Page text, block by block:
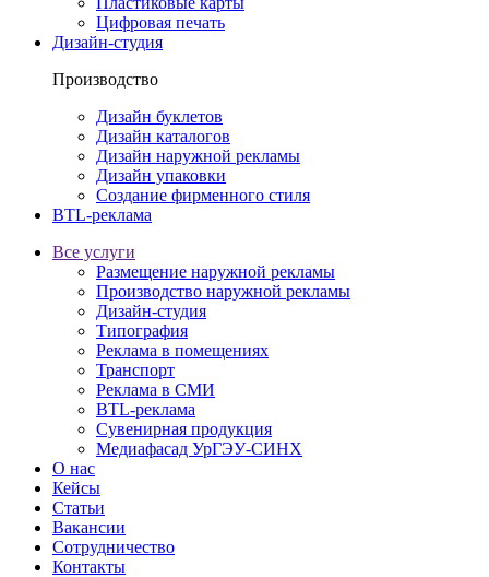
Цифровая печать
Дизайн-студия
Производство
Дизайн буклетов
Дизайн каталогов
Дизайн наружной рекламы
Дизайн упаковки
Создание фирменного стиля
BTL-реклама
Все услуги
Размещение наружной рекламы
Производство наружной рекламы
Дизайн-студия
Типография
Реклама в помещениях
Транспорт
Реклама в СМИ
BTL-реклама
Сувенирная продукция
Медиафасад УрГЭУ-СИНХ
О нас
Кейсы
Статьи
Вакансии
Сотрудничество
Контакты